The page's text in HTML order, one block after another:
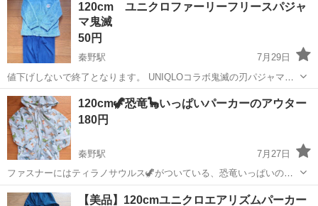
120cm ユニクロファーリーフリースパジャ
マ鬼滅
50円
秦野駅
7月29日
値下げしないで終了となります。 UNIQLOコラボ鬼滅の刃パジャマで
す。 ワンシーズンのみの着用で、きれいめ。 ノークレーム、ノーリタ
ーンでお願いいたします🙇 保育園 幼稚園 ３歳 ４歳 ５歳 ６
歳 ...
神奈川 秦野市 秦野駅 キッズ用品 鬼滅の刃
120cm🦖恐竜🦕いっぱいパーカーのアウター
180円
秦野駅
7月27日
ファスナーにはティラノサウルス🦖がついている、恐竜いっぱいのパ
ーカー。 ワンシーズンのみ着用。 記名なし。 珍しいデザインで、か
ぶったりしません👌 公園などで見つけやすい👌 ノークレーム、ノーリ
神奈川 秦野市 秦野駅 キッズ用品
【美品】120cmユニクロエアリズムパーカー